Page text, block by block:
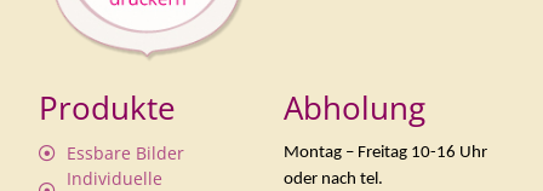
Produkte
Essbare Bilder
Individuelle
Abholung
Montag – Freitag 10-16 Uhr
oder nach tel.